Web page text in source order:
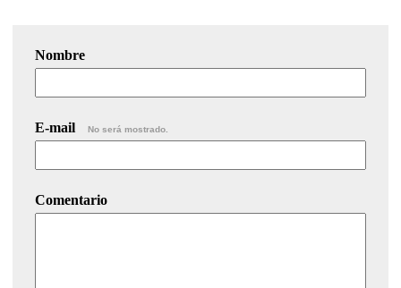
Nombre
E-mail No será mostrado.
Comentario